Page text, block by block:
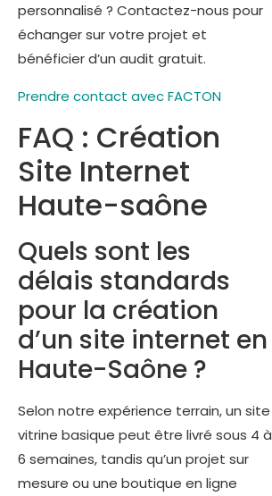
personnalisé ? Contactez-nous pour
échanger sur votre projet et
bénéficier d’un audit gratuit.
Prendre contact avec FACTON
FAQ : Création
Site Internet
Haute-saône
Quels sont les
délais standards
pour la création
d’un site internet en
Haute-Saône ?
Selon notre expérience terrain, un site
vitrine basique peut être livré sous 4 à
6 semaines, tandis qu’un projet sur
mesure ou une boutique en ligne